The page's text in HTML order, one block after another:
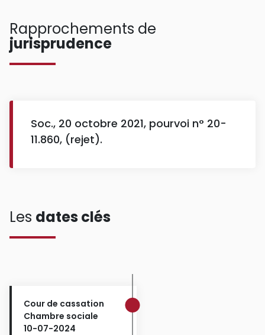
Rapprochements de
jurisprudence
Soc., 20 octobre 2021, pourvoi n° 20-
11.860, (rejet).
Les dates clés
Cour de cassation
Chambre sociale
10-07-2024